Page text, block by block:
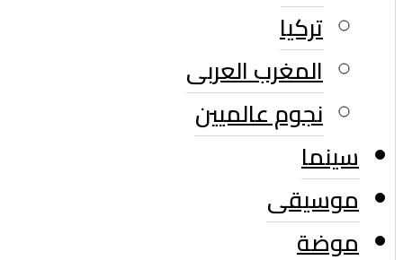
تركيا
المغرب العربى
نجوم عالميين
سينما
موسيقى
موضة